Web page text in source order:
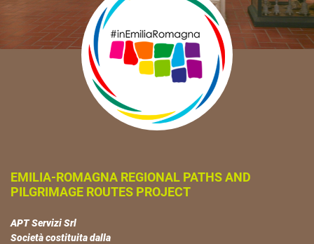
EMILIA-ROMAGNA REGIONAL PATHS AND
PILGRIMAGE ROUTES PROJECT
APT Servizi Srl
Società costituita dalla